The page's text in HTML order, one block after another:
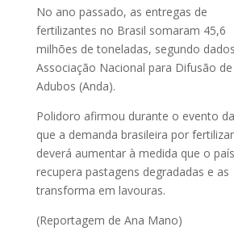
No ano passado, as entregas de
fertilizantes no Brasil somaram 45,6
milhões de toneladas, segundo
Associação Nacional para Difusão de
Adubos (Anda).
Polidoro afirmou durante o evento
que a demanda brasileira por
deverá aumentar à medida que o país
recupera pastagens degradadas e as
transforma em lavouras.
(Reportagem de Ana Mano)